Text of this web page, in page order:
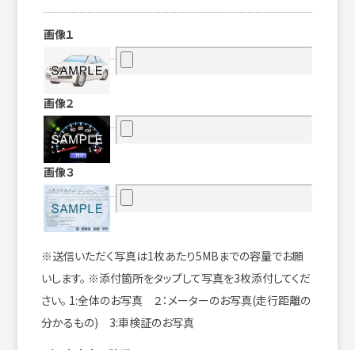
画像１
画像２
画像３
※送信いただく写真は1枚あたり5MBまでの容量でお願
いします。 ※添付箇所をタップして写真を3枚添付してくだ
さい。 1:全体のお写真 ２：メーターのお写真(走行距離の
分かるもの) 3:車検証のお写真